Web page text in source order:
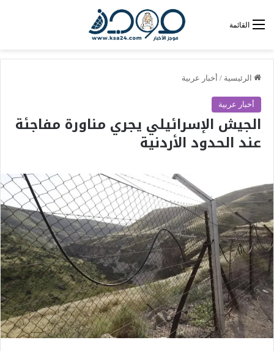
القائمة
الرئيسية / أخبار عربية
أخبار عربية
الجيش الإسرائيلي يجري مناورة مفاجئة
عند الحدود الأردنية